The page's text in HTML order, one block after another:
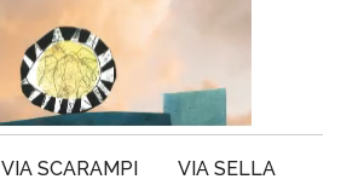
VIA SCARAMPI
VIA SELLA